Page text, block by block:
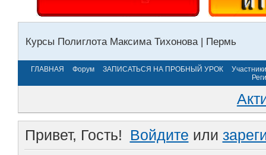
Курсы Полиглота Максима Тихонова | Пермь
ГЛАВНАЯ Форум ЗАПИСАТЬСЯ НА ПРОБНЫЙ УРОК
Участники
Привет, Гость! Войдите или